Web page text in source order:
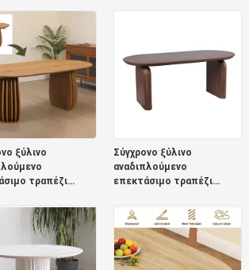
Τραπεζικό
Μαγειρική Live
μοντέρνο
τραπέζι
τραπέζι
ξύλινο
τραπέζι
σπιτιού
εστιατόριο
επεκτάσιμο
σύνολο
Σύγχρονο ξύλινο
αναδιπλούμενο
επεκτάσιμο τραπέζι
τραπεζαρίας σπιτιού
σκανδιναβικό εστιατόριο
πολυτελείας επεκτάσιμο
τραπεζικό σύνολο